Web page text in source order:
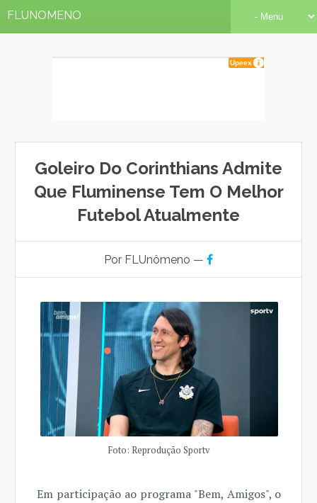
FLUNOMENO
Goleiro Do Corinthians Admite
Que Fluminense Tem O Melhor
Futebol Atualmente
Por FLUnômeno —
Foto: Reprodução Sportv
Em participação ao programa "Bem, Amigos", o